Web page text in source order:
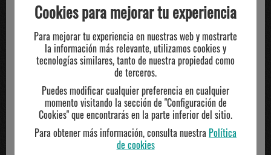
Descripción
Composición
Compartir
TE PUEDE INTERESAR
Cookies para mejorar tu experiencia
Para mejorar tu experiencia en nuestras web y mostrarte
la información más relevante, utilizamos cookies y
tecnologías similares, tanto de nuestra propiedad como
de terceros.
Puedes modificar cualquier preferencia en cualquier
momento visitando la sección de "Configuración de
Cookies" que encontrarás en la parte inferior del sitio.
Para obtener más información, consulta nuestra Política
de cookies